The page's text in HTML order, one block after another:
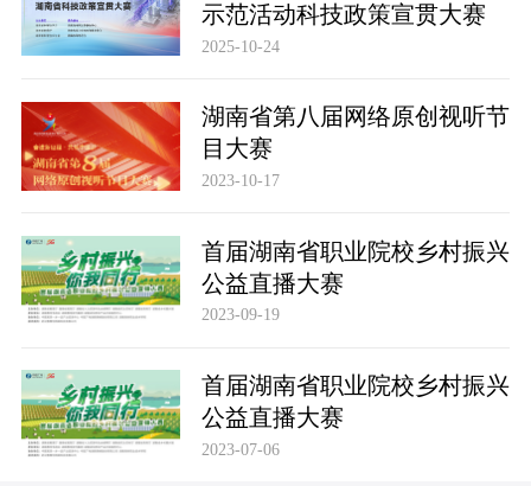
示范活动科技政策宣贯大赛
2025-10-24
湖南省第八届网络原创视听节
目大赛
2023-10-17
首届湖南省职业院校乡村振兴
公益直播大赛
2023-09-19
首届湖南省职业院校乡村振兴
公益直播大赛
2023-07-06